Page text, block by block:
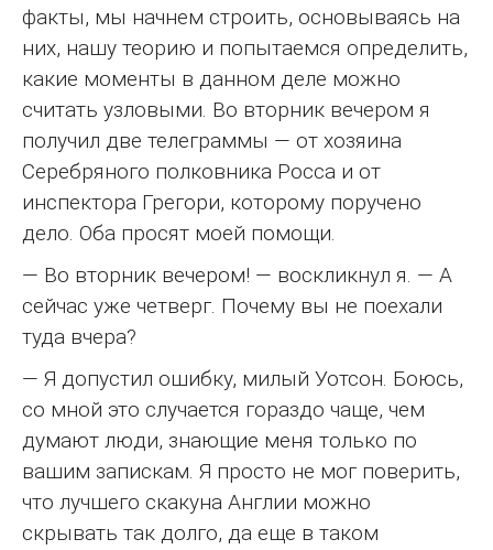
факты, мы начнем строить, основываясь на
них, нашу теорию и попытаемся определить,
какие моменты в данном деле можно
считать узловыми. Во вторник вечером я
получил две телеграммы — от хозяина
Серебряного полковника Росса и от
инспектора Грегори, которому поручено
дело. Оба просят моей помощи.
— Во вторник вечером! — воскликнул я. — А
сейчас уже четверг. Почему вы не поехали
туда вчера?
— Я допустил ошибку, милый Уотсон. Боюсь,
со мной это случается гораздо чаще, чем
думают люди, знающие меня только по
вашим запискам. Я просто не мог поверить,
что лучшего скакуна Англии можно
скрывать так долго, да еще в таком